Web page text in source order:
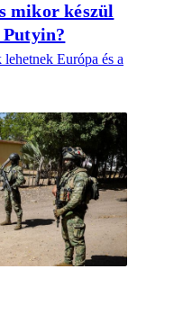
mikor készül
Európa és a